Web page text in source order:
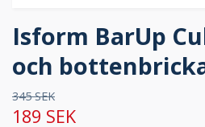
Isform BarUp
och
345 SEK
189 SEK